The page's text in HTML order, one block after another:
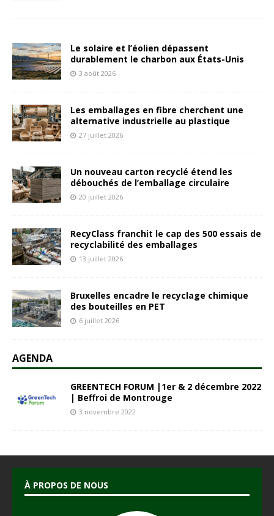
Le solaire et l’éolien dépassent
durablement le charbon aux États-Unis
3 août 2026
Les emballages en fibre cherchent une
alternative industrielle au plastique
27 juillet 2026
Un nouveau carton recyclé étend les
débouchés de l’emballage circulaire
20 juillet 2026
RecyClass franchit le cap des 500 essais de
recyclabilité des emballages
13 juillet 2026
Bruxelles encadre le recyclage chimique
des bouteilles en PET
6 juillet 2026
AGENDA
GREENTECH FORUM |1er & 2 décembre 2022
| Beffroi de Montrouge
3 novembre 2022
À PROPOS DE NOUS